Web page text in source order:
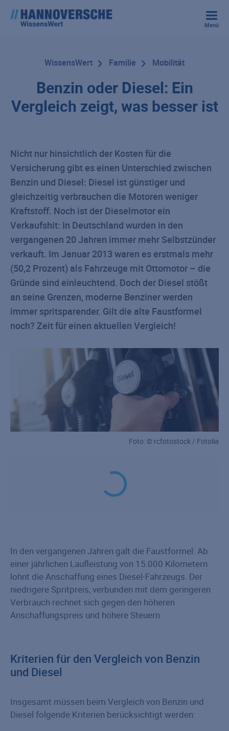
Menü
WissensWert Familie Mobilität
Benzin oder Diesel: Ein
Vergleich zeigt, was besser ist
Nicht nur hinsichtlich der Kosten für die
Versicherung gibt es einen Unterschied zwischen
Benzin und Diesel: Diesel ist günstiger und
gleichzeitig verbrauchen die Motoren weniger
Kraftstoff. Noch ist der Dieselmotor ein
Verkaufshit: In Deutschland wurden in den
vergangenen 20 Jahren immer mehr Selbstzünder
verkauft. Im Januar 2013 waren es erstmals mehr
(50,2 Prozent) als Fahrzeuge mit Ottomotor – die
Gründe sind einleuchtend. Doch der Diesel stößt
an seine Grenzen, moderne Benziner werden
immer spritsparender. Gilt die alte Faustformel
noch? Zeit für einen aktuellen Vergleich!
Foto: © rcfotostock / Fotolia
In den vergangenen Jahren galt die Faustformel: Ab
einer jährlichen Laufleistung von 15.000 Kilometern
lohnt die Anschaffung eines Diesel-Fahrzeugs. Der
niedrigere Spritpreis, verbunden mit dem geringeren
Verbrauch rechnet sich gegen den höheren
Anschaffungspreis und höhere Steuern.
Kriterien für den Vergleich von Benzin
und Diesel
Insgesamt müssen beim Vergleich von Benzin und
Diesel folgende Kriterien berücksichtigt werden: